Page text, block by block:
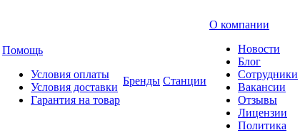
Помощь
Условия оплаты
Условия доставки
Гарантия на товар
Бренды Станции
О компании
Новости
Блог
Сотрудники
Вакансии
Отзывы
Лицензии
Политика